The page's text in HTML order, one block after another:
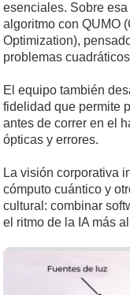
esenciales. Sobre
algoritmo con QUMO
Optimization),
problemas
El equipo también
fidelidad que permite
antes de correr en el
ópticas y errores.
La visión corporativa
cómputo cuántico y
cultural: combinar
el ritmo de la IA más